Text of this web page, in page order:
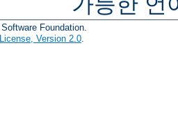
Foundation.
Version 2.0.